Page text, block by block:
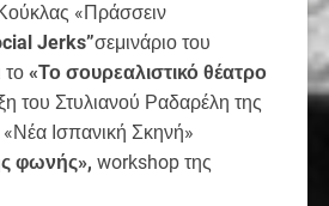
«Πράσσειν
Jerks”σεμινάριο του
το «Το σουρεαλιστικό θέατρο
του Στυλιανού Ραδαρέλη της
Ισπανική Σκηνή»
φωνής», workshop της